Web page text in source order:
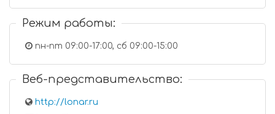
Режим работы:
пн-пт 09:00-17:00, сб 09:00-15:00
Веб-представительство:
http://lonar.ru